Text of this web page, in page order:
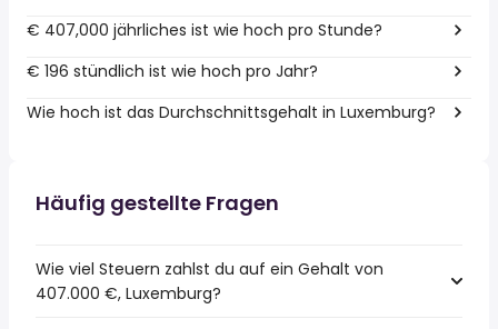
€ 407,000 jährliches ist wie hoch pro Stunde?
€ 196 stündlich ist wie hoch pro Jahr?
Wie hoch ist das Durchschnittsgehalt in Luxemburg?
Häufig gestellte Fragen
Wie viel Steuern zahlst du auf ein Gehalt von
407.000 €, Luxemburg?